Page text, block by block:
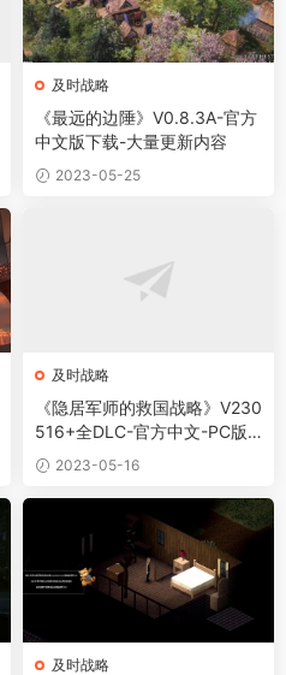
及时战略
《最远的边陲》V0.8.3A-官方
中文版下载-大量更新内容
2023-05-25
及时战略
《隐居军师的救国战略》V230
516+全DLC-官方中文-PC版
下载2023-05-16
及时战略